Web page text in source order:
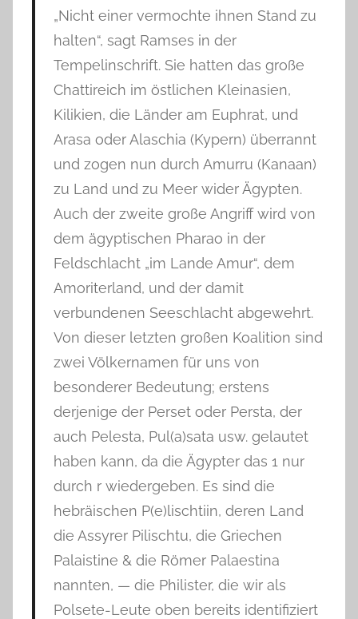
„Nicht einer vermochte ihnen Stand zu
halten“, sagt Ramses in der
Tempelinschrift. Sie hatten das große
Chattireich im östlichen Kleinasien,
Kilikien, die Länder am Euphrat, und
Arasa oder Alaschia (Kypern) überrannt
und zogen nun durch Amurru (Kanaan)
zu Land und zu Meer wider Ägypten.
Auch der zweite große Angriff wird von
dem ägyptischen Pharao in der
Feldschlacht „im Lande Amur“, dem
Amoriterland, und der damit
verbundenen Seeschlacht abgewehrt.
Von dieser letzten großen Koalition sind
zwei Völkernamen für uns von
besonderer Bedeutung; erstens
derjenige der Perset oder Persta, der
auch Pelesta, Pul(a)sata usw. gelautet
haben kann, da die Ägypter das 1 nur
durch r wiedergeben. Es sind die
hebräischen P(e)lischtiin, deren Land
die Assyrer Pilischtu, die Griechen
Palaistine & die Römer Palaestina
nannten, — die Philister, die wir als
Polsete-Leute oben bereits identifiziert